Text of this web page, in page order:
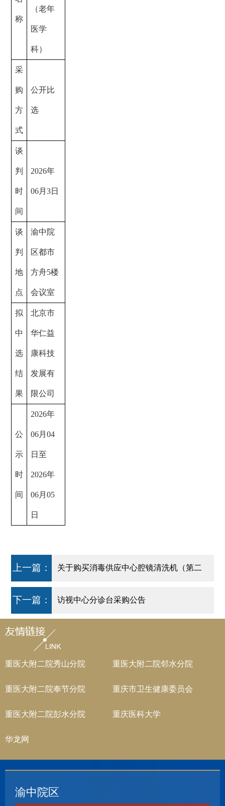
称
（老年
医学
科）
采
购
方
式
公开比
选
谈
判
时
间
2026年
06月3日
谈
判
地
点
渝中院
区都市
方舟5楼
会议室
拟
中
选
结
果
北京市
华仁益
康科技
发展有
限公司
公
示
时
间
2026年
06月04
日至
2026年
06月05
日
上一篇： 关于购买消毒供应中心腔镜清洗机（第二
次）的公告
下一篇： 访视中心分诊台采购公告
重医大附二院秀山分院 重医大附二院邻水分院
重医大附二院奉节分院 重庆市卫生健康委员会
重医大附二院彭水分院 重庆医科大学
华龙网
渝中院区